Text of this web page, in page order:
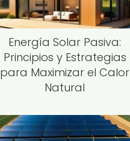
Energía Solar Pasiva:
Principios y Estrategias
para Maximizar el Calor
Natural